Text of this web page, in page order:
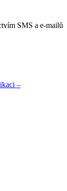
SMS a e-mailů
–